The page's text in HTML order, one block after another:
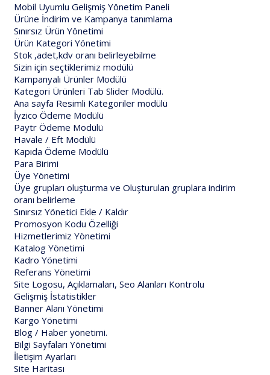
Mobil Uyumlu Gelişmiş Yönetim Paneli
Ürüne İndirim ve Kampanya tanımlama
Sınırsız Ürün Yönetimi
Ürün Kategori Yönetimi
Stok ,adet,kdv oranı belirleyebilme
Sizin için seçtiklerimiz modülü
Kampanyalı Ürünler Modülü
Kategori Ürünleri Tab Slider Modülü.
Ana sayfa Resimli Kategoriler modülü
İyzico Ödeme Modülü
Paytr Ödeme Modülü
Havale / Eft Modülü
Kapıda Ödeme Modülü
Para Birimi
Üye Yönetimi
Üye grupları oluşturma ve Oluşturulan gruplara indirim
oranı belirleme
Sınırsız Yönetici Ekle / Kaldır
Promosyon Kodu Özelliği
Hizmetlerimiz Yönetimi
Katalog Yönetimi
Kadro Yönetimi
Referans Yönetimi
Site Logosu, Açıklamaları, Seo Alanları Kontrolu
Gelişmiş İstatistikler
Banner Alanı Yönetimi
Kargo Yönetimi
Blog / Haber yönetimi.
Bilgi Sayfaları Yönetimi
İletişim Ayarları
Site Haritası